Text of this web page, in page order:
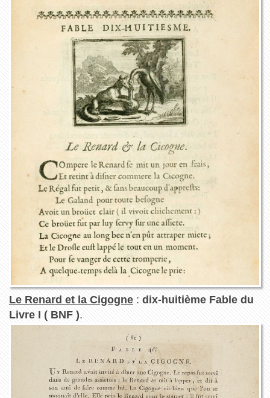
Le Renard et la Cigogne: dix-huitième Fable du
Livre I ( BNF ).